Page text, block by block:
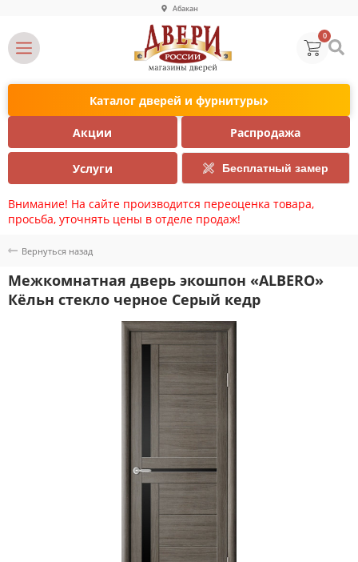
Абакан
0
Каталог дверей и фурнитуры
Акции Распродажа
Услуги Бесплатный замер
Внимание! На сайте производится переоценка товара,
просьба, уточнять цены в отделе продаж!
Вернуться назад
Межкомнатная дверь экошпон «ALBERO»
Кёльн стекло черное Серый кедр